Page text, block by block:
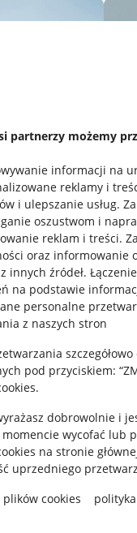
partnerzy możemy
informacji na
reklamy i
i ulepszanie usług.
oszustwom i
reklam i treści.
oraz informowanie
innych źródeł.
na podstawie
personalne
z naszych stron
pod przyciskiem:
dobrowolnie i
wycofać lub
na stronie
uprzedniego
cookies
Cyfrowych
Pobierz